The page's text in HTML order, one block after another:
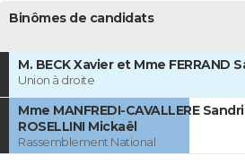
Binômes de candidats
M. BECK Xavier et Mme FERRAND
Union à droite
Mme MANFREDI-CAVALLERE
ROSELLINI Mickaël
Rassemblement National